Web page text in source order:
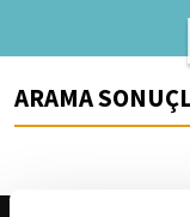
ARAMA